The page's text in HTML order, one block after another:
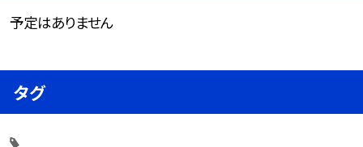
予定はありません
タグ